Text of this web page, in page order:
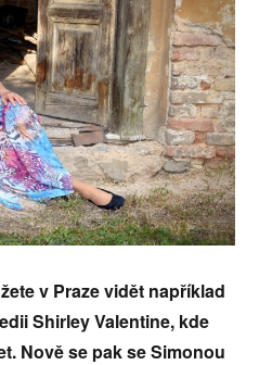
v Praze vidět například
Shirley Valentine, kde
Nově se pak se Simonou